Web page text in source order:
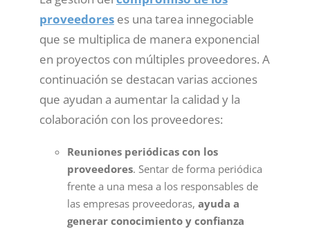
proveedoreses una tarea innegociable
que se multiplica de manera exponencial
en proyectos con múltiples proveedores. A
continuación se destacan varias acciones
que ayudan a aumentar la calidad y la
colaboración con los proveedores:
Reuniones periódicas con los
proveedores. Sentar de forma periódica
frente a una mesa a los responsables de
las empresas proveedoras, ayuda a
generar conocimiento y confianza